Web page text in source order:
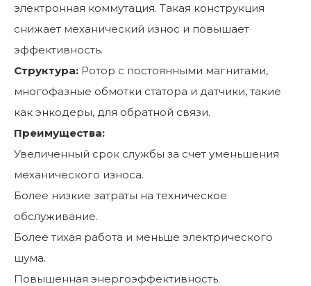
электронная коммутация. Такая конструкция
снижает механический износ и повышает
эффективность.
Структура: Ротор с постоянными магнитами,
многофазные обмотки статора и датчики, такие
как энкодеры, для обратной связи.
Преимущества:
Увеличенный срок службы за счет уменьшения
механического износа.
Более низкие затраты на техническое
обслуживание.
Более тихая работа и меньше электрического
шума.
Повышенная энергоэффективность.